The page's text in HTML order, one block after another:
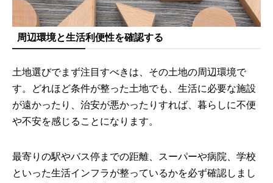
周辺環境と生活利便性を確認する
土地選びでまず注目すべきは、その土地の周辺環境で
す。どれほど条件が整った土地でも、生活に必要な施設
が遠かったり、治安が悪かったりすれば、暮らしに不便
や不安を感じることになります。
最寄りの駅やバス停までの距離、スーパーや病院、学校
といった生活インフラが整っているかを必ず確認しまし